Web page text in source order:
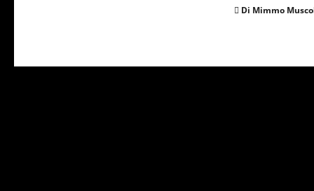
i
Di Mimmo